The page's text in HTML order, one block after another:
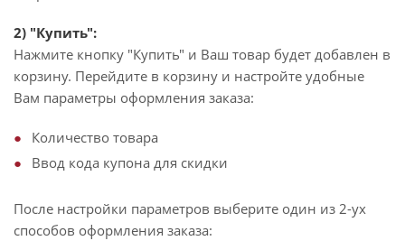
2) "Купить":
Нажмите кнопку "Купить" и Ваш товар будет добавлен в
корзину. Перейдите в корзину и настройте удобные
Вам параметры оформления заказа:
Количество товара
Ввод кода купона для скидки
После настройки параметров выберите один из 2-ух
способов оформления заказа: